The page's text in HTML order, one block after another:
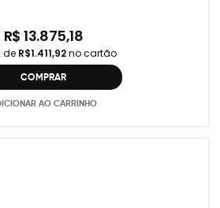
R$ 13.875,18
de R$1.411,92no cartão
COMPRAR
AO CARRINHO